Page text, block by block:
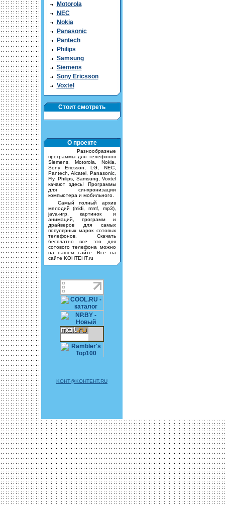
Motorola
NEC
Nokia
Panasonic
Pantech
Philips
Samsung
Siemens
Sony Ericsson
Voxtel
Стоит смотреть
О проекте
Разнообразные
программы для телефонов
Siemens, Motorola, Nokia,
Sony Ericsson, LG, NEC,
Pantech, Alcatel, Panasonic,
Fly, Philips, Samsung, Voxtel
качают здесь! Программы
для синхронизации
компьютера и мобильного.
Самый полный архив
мелодий (midi, mmf, mp3),
java-игр, картинок и
анимаций, программ и
драйверов для самых
популярных марок сотовых
телефонов. Скачать
бесплатно все это для
сотового телефона можно
на нашем сайте. Все на
сайте KOHTEHT.ru
KOHT@KOHTEHT.RU